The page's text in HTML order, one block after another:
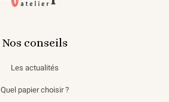
Nos conseils
Les actualités
Quel papier choisir ?